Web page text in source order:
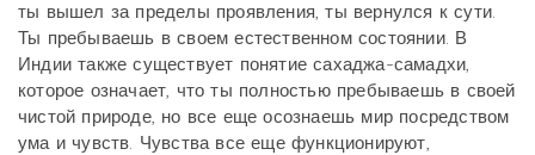
ты вышел за пределы проявления, ты вернулся к сути.
Ты пребываешь в своем естественном состоянии. В
Индии также существует понятие сахаджа-самадхи,
которое означает, что ты полностью пребываешь в своей
чистой природе, но все еще осознаешь мир посредством
ума и чувств. Чувства все еще функционируют,